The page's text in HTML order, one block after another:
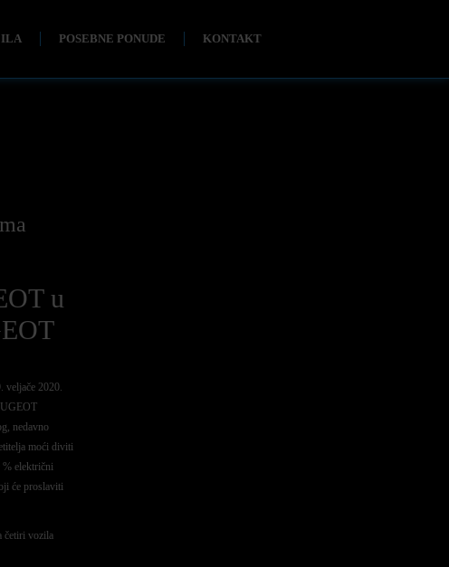
POSEBNE PONUDE KONTAKT
u
veljače 2020.
nedavno
moći diviti
električni
će proslaviti
četiri vozila